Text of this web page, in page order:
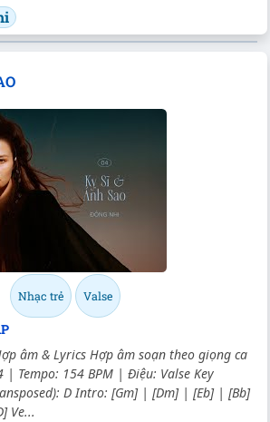
Nhạc trẻ Valse
âm & Lyrics Hợp âm soạn theo giọng ca
Tempo: 154 BPM | Điệu: Valse Key
D Intro: [Gm] | [Dm] | [Eb] | [Bb]
Ve...